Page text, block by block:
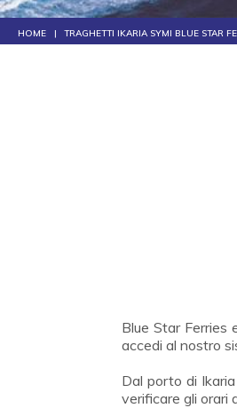
HOME TRAGHETTI IKARIA SYMI BLUE STAR
Blue Star Ferries
accedi al nostro
Dal porto di
verificare gli orari